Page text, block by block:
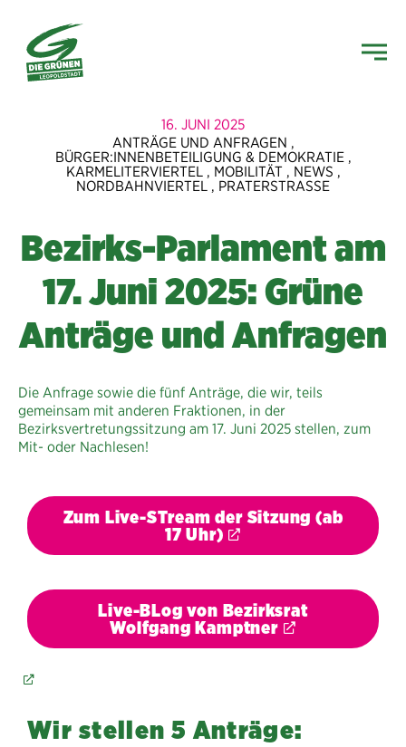
16. JUNI 2025
ANTRÄGE UND ANFRAGEN ,
BÜRGER:INNENBETEILIGUNG & DEMOKRATIE,
KARMELITERVIERTEL, MOBILITÄT , NEWS ,
NORDBAHNVIERTEL , PRATERSTRASSE
Bezirks-Parlament am
17. Juni 2025: Grüne
Anträge und Anfragen
Die Anfrage sowie die fünf Anträge, die wir, teils
gemeinsam mit anderen Fraktionen, in der
Bezirksvertretungssitzung am 17. Juni 2025 stellen, zum
Mit- oder Nachlesen!
Zum Live-STream der Sitzung (ab
17 Uhr)
Live-BLog von Bezirksrat
Wolfgang Kamptner
Wir stellen 5 Anträge: